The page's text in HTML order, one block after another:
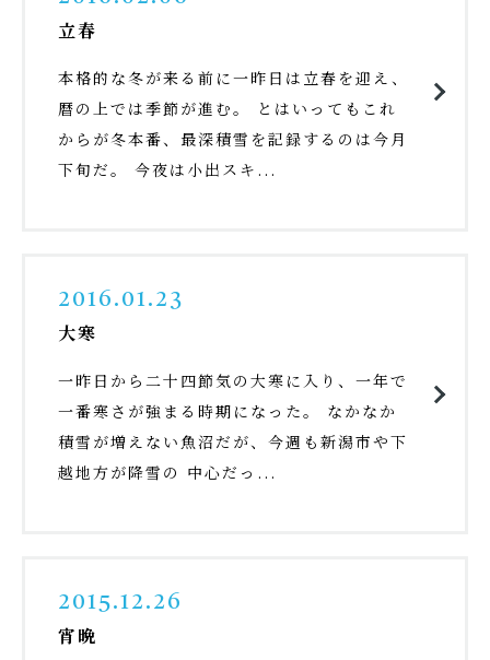
立春
本格的な冬が来る前に一昨日は立春を迎え、
暦の上では季節が進む。 とはいってもこれ
からが冬本番、最深積雪を記録するのは今月
下旬だ。 今夜は小出スキ...
2016.01.23
大寒
一昨日から二十四節気の大寒に入り、一年で
一番寒さが強まる時期になった。 なかなか
積雪が増えない魚沼だが、今週も新潟市や下
越地方が降雪の 中心だっ...
2015.12.26
宵晩